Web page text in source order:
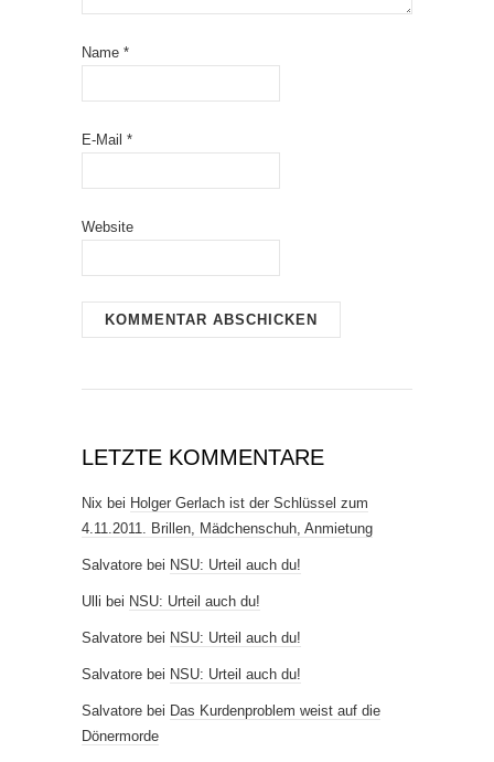
Name *
E-Mail *
Website
LETZTE KOMMENTARE
Nix bei Holger Gerlach ist der Schlüssel zum
4.11.2011. Brillen, Mädchenschuh, Anmietung
Salvatore bei NSU: Urteil auch du!
Ulli bei NSU: Urteil auch du!
Salvatore bei NSU: Urteil auch du!
Salvatore bei NSU: Urteil auch du!
Salvatore bei Das Kurdenproblem weist auf die
Dönermorde